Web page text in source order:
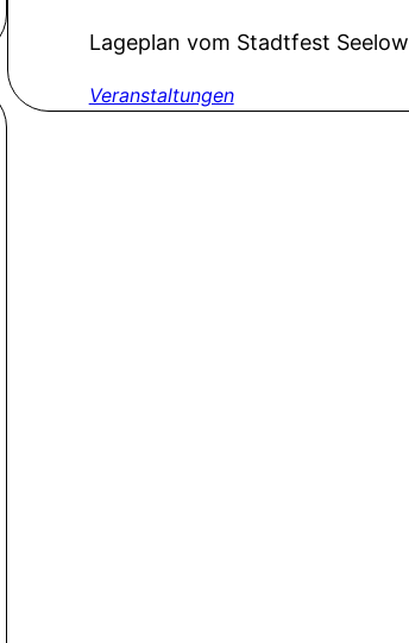
Lageplan vom Stadtfest Seelow
Veranstaltungen